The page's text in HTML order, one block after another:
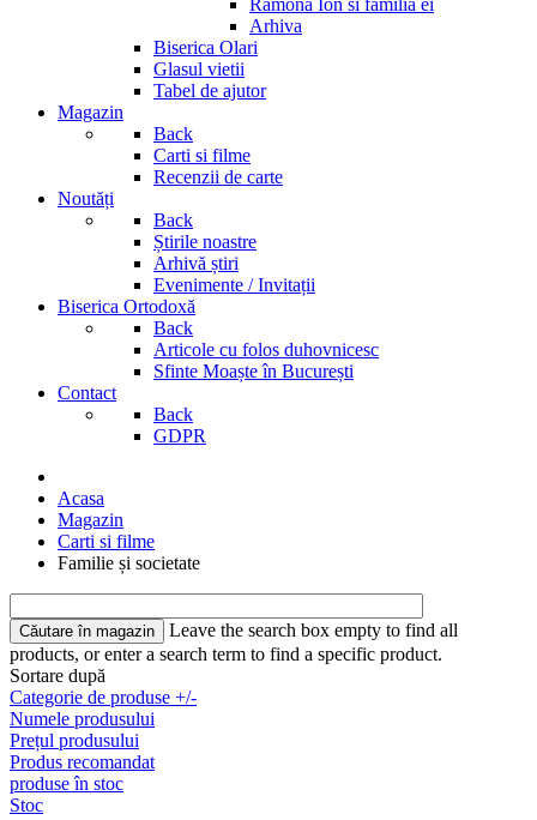
Ramona Ion si familia ei
Arhiva
Biserica Olari
Glasul vietii
Tabel de ajutor
Magazin
Back
Carti si filme
Recenzii de carte
Noutăți
Back
Știrile noastre
Arhivă știri
Evenimente / Invitații
Biserica Ortodoxă
Back
Articole cu folos duhovnicesc
Sfinte Moaște în București
Contact
Back
GDPR
Acasa
Magazin
Carti si filme
Familie și societate
Leave the search box empty to find all
products, or enter a search term to find a specific product.
Sortare după
Categorie de produse +/-
Numele produsului
Prețul produsului
Produs recomandat
produse în stoc
Stoc